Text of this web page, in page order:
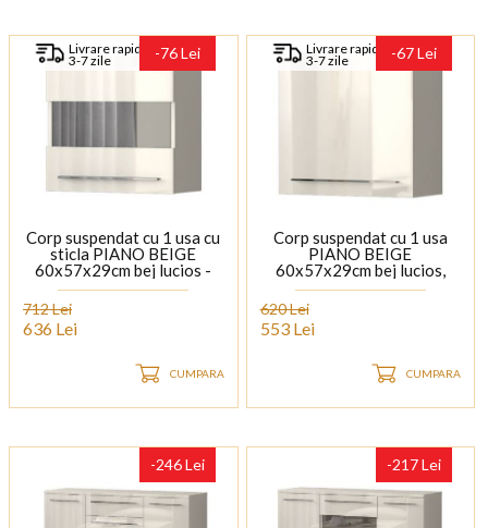
Livrare rapida
3-7 zile -76 Lei
Corp suspendat cu 1 usa cu
sticla PIANO BEIGE
60x57x29cm bej lucios -
sticla, manere crom
712 Lei
636 Lei
CUMPARA
Livrare rapida
3-7 zile -67 Lei
Corp suspendat cu 1 usa
PIANO BEIGE
60x57x29cm bej lucios,
manere crom
620 Lei
553 Lei
CUMPARA
-246 Lei -217 Lei